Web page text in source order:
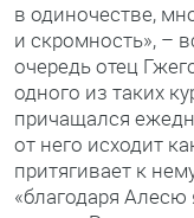
в одиночестве,
и скромность», –
очередь отец
одного из таких
причащался
от него исходит
притягивает к
«благодаря